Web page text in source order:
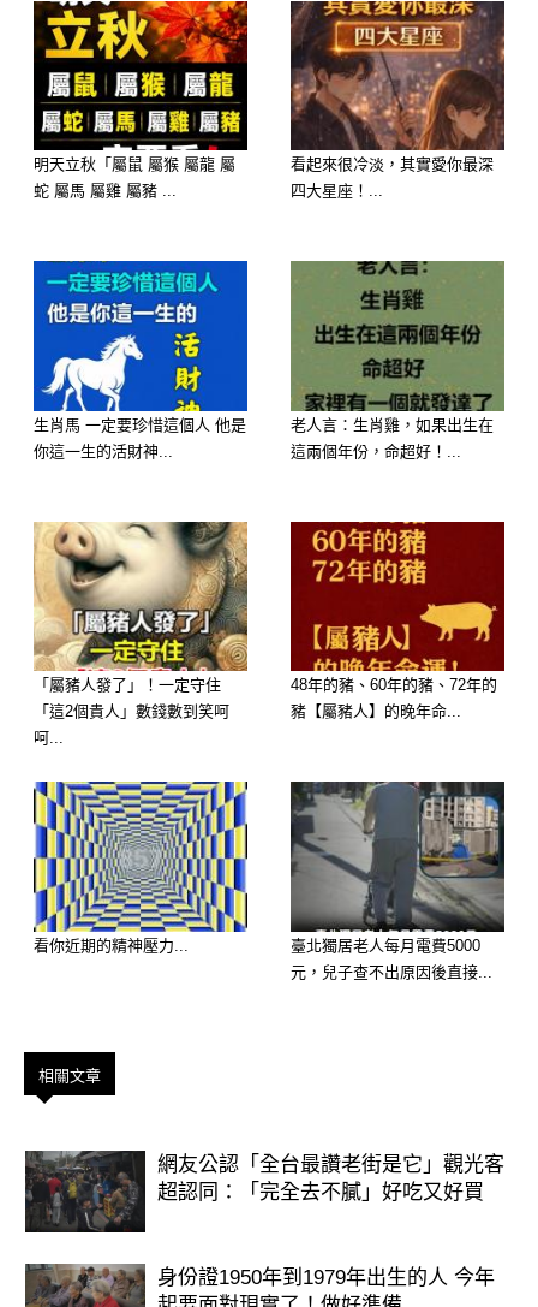
人，帶著大家遊玩，根本就是個孩子
王！
C.
你是個溫和的人，旁邊的人總說你是個
臉面對外人。事實上你的個性的確很善
良，但其實你也是個普通人，對於很多
不公平的事情會看不慣，對於一些鳥事
也會想要抱怨，卻又因為你不想帶給別
人壞印象而全然吞下肚了。
你是一個陽光且自信的人，大部分的時
間你願意給身邊的人許多溫暖還有可靠
的建言，不過事實上你比起其他人更容
易感受到寂寞。雖然大家也習慣你身邊
總是有很多人陪伴，似乎每一個重要節
到你心裡，成為你信任且依賴的人。
明天立秋「屬鼠 屬猴 屬龍 屬
蛇 屬馬 屬雞 屬豬 ...
看起來很冷淡，其實愛你最深
四大星座！...
生肖馬 一定要珍惜這個人 他是
你這一生的活財神...
老人言：生肖雞，如果出生在
這兩個年份，命超好！...
「屬豬人發了」！一定守住
「這2個貴人」數錢數到笑呵
呵...
48年的豬、60年的豬、72年的
豬【屬豬人】的晚年命...
看你近期的精神壓力...
臺北獨居老人每月電費5000
元，兒子查不出原因後直接...
相關文章
網友公認「全台最讚老街是它」觀光客
超認同：「完全去不膩」好吃又好買
身份證1950年到1979年出生的人 今年